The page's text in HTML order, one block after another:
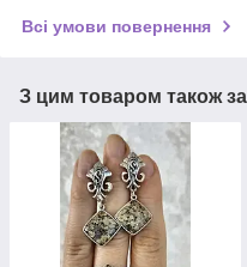
Всі умови повернення
З цим товаром також